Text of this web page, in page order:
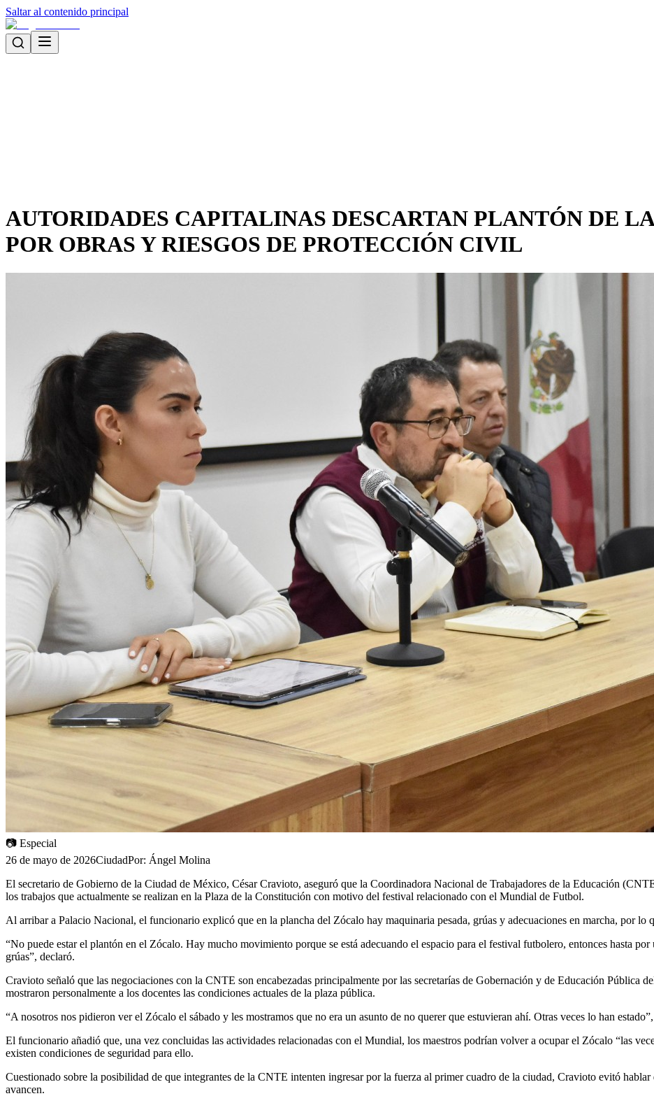
Saltar al contenido principal
AUTORIDADES CAPITALINAS DESCARTAN PLANTÓN DE
POR OBRAS Y RIESGOS DE PROTECCIÓN CIVIL
📷 Especial
26 de mayo de 2026CiudadPor: Ángel Molina
El secretario de Gobierno de la Ciudad de México, César Cravioto, aseguró que la Coordinadora Nacional de Trabajadores de la Educación
los trabajos que actualmente se realizan en la Plaza de la Constitución con motivo del festival relacionado con el Mundial de Futbol.
Al arribar a Palacio Nacional, el funcionario explicó que en la plancha del Zócalo hay maquinaria pesada, grúas y adecuaciones en marcha, por lo
“No puede estar el plantón en el Zócalo. Hay mucho movimiento porque se está adecuando el espacio para el festival futbolero, entonces hasta
grúas”, declaró.
Cravioto señaló que las negociaciones con la CNTE son encabezadas principalmente por las secretarías de Gobernación y de Educación Pública
mostraron personalmente a los docentes las condiciones actuales de la plaza pública.
“A nosotros nos pidieron ver el Zócalo el sábado y les mostramos que no era un asunto de no querer que estuvieran ahí. Otras veces lo han
El funcionario añadió que, una vez concluidas las actividades relacionadas con el Mundial, los maestros podrían volver a ocupar el Zócalo “las
existen condiciones de seguridad para ello.
Cuestionado sobre la posibilidad de que integrantes de la CNTE intenten ingresar por la fuerza al primer cuadro de la ciudad, Cravioto evitó
avancen.